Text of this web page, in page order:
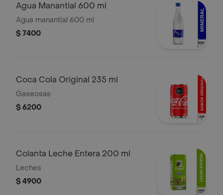
Agua Manantial 600 ml
Agua manantial 600 ml
$ 7400
Coca Cola Original 235 ml
Gaseosas
$ 6200
Colanta Leche Entera 200 ml
Leches
$ 4900